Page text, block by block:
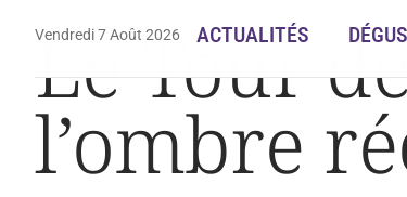
Vendredi 7 Août 2026 ACTUALITÉS
Le Tour
l’ombre